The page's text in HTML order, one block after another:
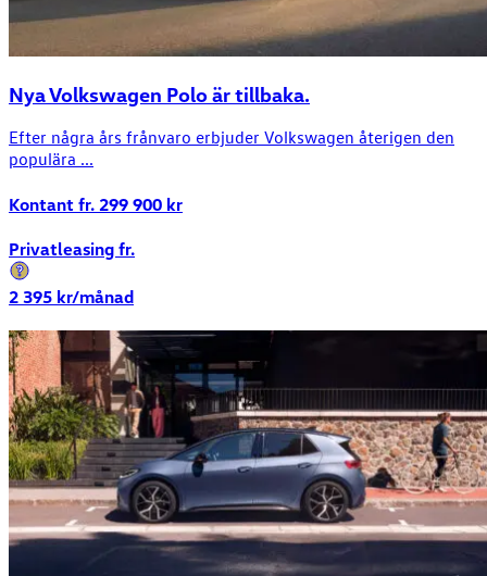
Nya Volkswagen Polo är tillbaka.
Efter några års frånvaro erbjuder Volkswagen återigen den
populära ...
Kontant fr. 299 900 kr
Privatleasing fr.
2 395 kr/månad